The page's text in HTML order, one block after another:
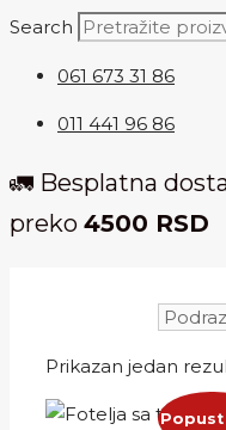
Search
061 673 31 86
011 441 96 86
🚛 Besplatna
preko 4500 RSD
Prikazan jedan
Popust